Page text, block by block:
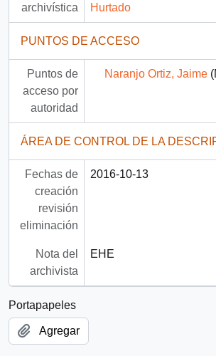
archivística Hurtado
PUNTOS DE ACCESO
Puntos de
acceso por
autoridad
Naranjo Ortiz, Jaime
ÁREA DE CONTROL DE LA
Fechas de
creación
revisión
eliminación
2016-10-13
Nota del
archivista
EHE
Portapapeles
Agregar